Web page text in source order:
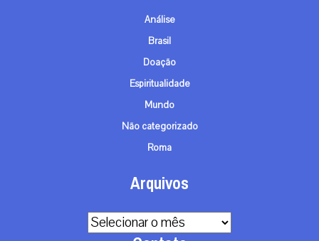
Análise
Brasil
Doação
Espiritualidade
Mundo
Não categorizado
Roma
Arquivos
Arquivos